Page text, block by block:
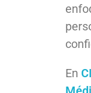
En